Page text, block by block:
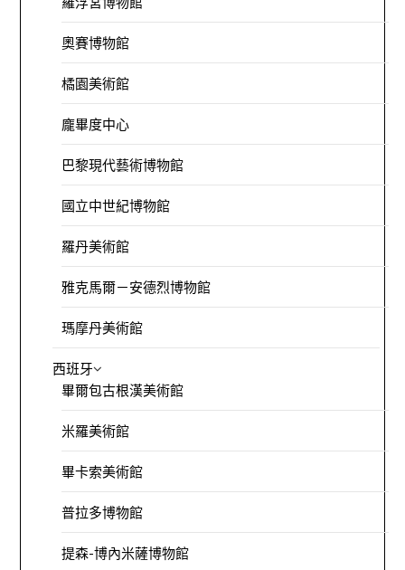
奧賽博物館
橘園美術館
龐畢度中心
巴黎現代藝術博物館
國立中世紀博物館
羅丹美術館
雅克馬爾－安德烈博物館
瑪摩丹美術館
西班牙
畢爾包古根漢美術館
米羅美術館
畢卡索美術館
普拉多博物館
提森-博內米薩博物館